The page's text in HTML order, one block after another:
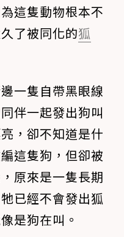
這隻動物根本不
了被同化的狐
一隻自帶黑眼線
伴一起發出狗叫
，卻不知道是什
這隻狗，但卻被
原來是一隻長期
已經不會發出狐
是狗在叫。